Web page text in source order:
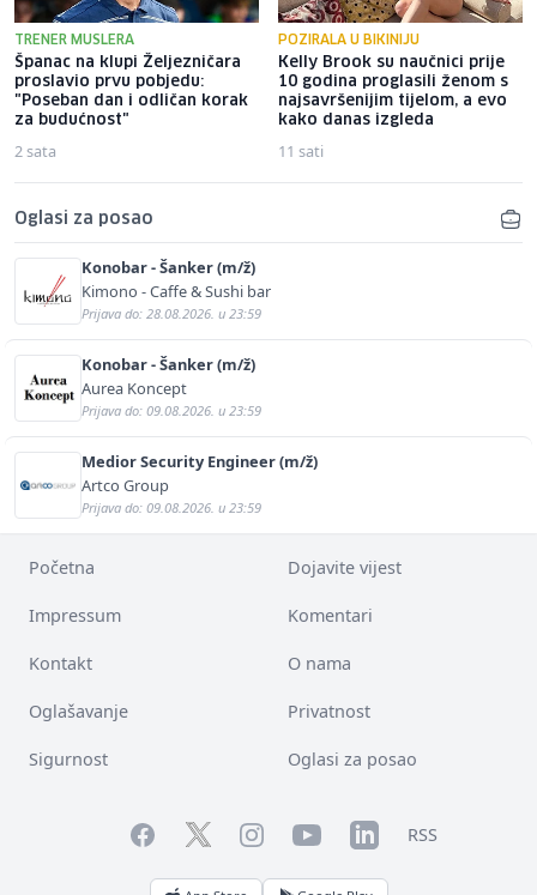
TRENER MUSLERA
Španac na klupi Željezničara
proslavio prvu pobjedu:
"Poseban dan i odličan korak
za budućnost"
2 sata
POZIRALA U BIKINIJU
Kelly Brook su naučnici prije
10 godina proglasili ženom s
najsavršenijim tijelom, a evo
kako danas izgleda
11 sati
Oglasi za posao
Konobar - Šanker (m/ž)
Kimono - Caffe & Sushi bar
Prijava do: 28.08.2026. u 23:59
Konobar - Šanker (m/ž)
Aurea Koncept
Prijava do: 09.08.2026. u 23:59
Medior Security Engineer (m/ž)
Artco Group
Prijava do: 09.08.2026. u 23:59
Početna Dojavite vijest
Impressum Komentari
Kontakt O nama
Oglašavanje Privatnost
Sigurnost Oglasi za posao
FacebookTwitterInstagramYouTubeLinkedInRSS